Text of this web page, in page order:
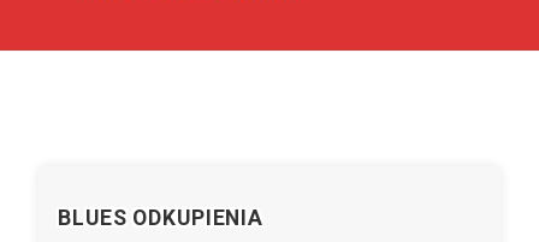
BLUES ODKUPIENIA